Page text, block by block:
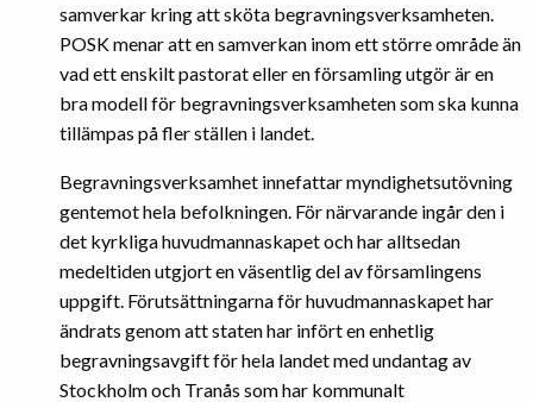
samverkar kring att sköta begravningsverksamheten.
POSK menar att en samverkan inom ett större område än
vad ett enskilt pastorat eller en församling utgör är en
bra modell för begravningsverksamheten som ska kunna
tillämpas på fler ställen i landet.
Begravningsverksamhet innefattar myndighetsutövning
gentemot hela befolkningen. För närvarande ingår den i
det kyrkliga huvudmannaskapet och har alltsedan
medeltiden utgjort en väsentlig del av församlingens
uppgift. Förutsättningarna för huvudmannaskapet har
ändrats genom att staten har infört en enhetlig
begravningsavgift för hela landet med undantag av
Stockholm och Tranås som har kommunalt